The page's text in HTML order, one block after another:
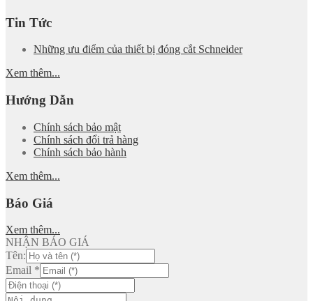
Tin Tức
Những ưu điểm của thiết bị đóng cắt Schneider
Xem thêm...
Hướng Dẫn
Chính sách bảo mật
Chính sách đổi trả hàng
Chính sách bảo hành
Xem thêm...
Báo Giá
Xem thêm...
NHẬN BÁO GIÁ
Tên:
Email *